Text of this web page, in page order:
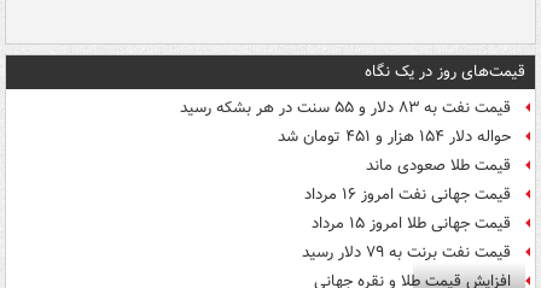
قیمت‌های روز در یک نگاه
قیمت نفت به ۸۳ دلار و ۵۵ سنت در هر بشکه رسید
حواله دلار ۱۵۴ هزار و ۴۵۱ تومان شد
قیمت طلا صعودی ماند
قیمت جهانی نفت امروز ۱۶ مرداد
قیمت جهانی طلا امروز ۱۵ مرداد
قیمت نفت برنت به ۷۹ دلار رسید
افزایش قیمت طلا و نقره جهانی